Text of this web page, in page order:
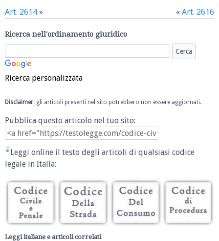
Art. 2614 » « Art. 2616
Ricerca nell'ordinamento giuridico
Ricerca personalizzata
Disclaimer: gli articoli presenti nel sito potrebbero non essere aggiornati.
Pubblica questo articolo nel tuo sito:
Leggi online il testo degli articoli di qualsiasi codice
legale in Italia:
Leggi italiane e articoli correlati